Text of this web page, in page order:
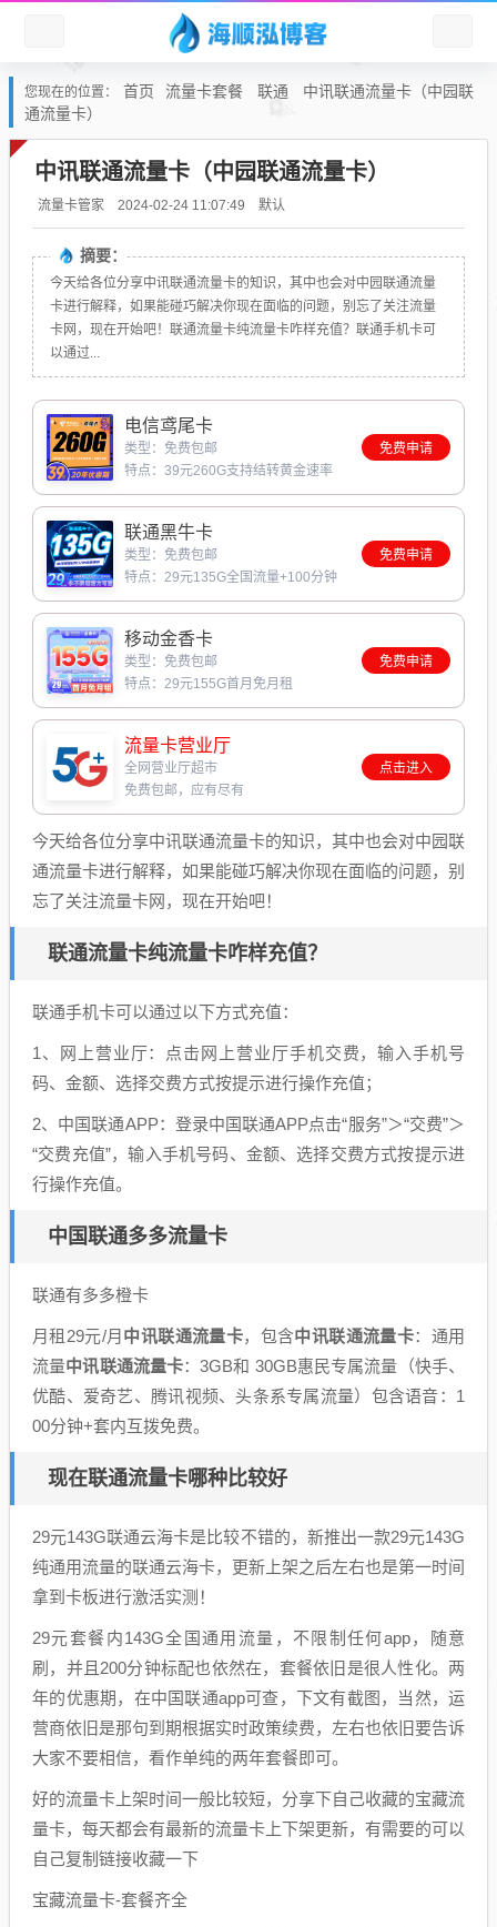
您现在的位置： 首页 流量卡套餐 联通
中讯联通流量卡（中园联
通流量卡）
中讯联通流量卡（中园联通流量卡）
流量卡管家 2024-02-24 11:07:49 默认
摘要：
今天给各位分享中讯联通流量卡的知识，其中也会对中园联通流量
卡进行解释，如果能碰巧解决你现在面临的问题，别忘了关注流量
卡网，现在开始吧！联通流量卡纯流量卡咋样充值？联通手机卡可
以通过...
电信鸢尾卡
类型：免费包邮
特点：39元260G支持结转黄金速率
免费申请
联通黑牛卡
类型：免费包邮
特点：29元135G全国流量+100分钟
免费申请
移动金香卡
类型：免费包邮
特点：29元155G首月免月租
免费申请
流量卡营业厅
全网营业厅超市
免费包邮，应有尽有
点击进入
今天给各位分享中讯联通流量卡的知识，其中也会对中园联
通流量卡进行解释，如果能碰巧解决你现在面临的问题，别
忘了关注流量卡网，现在开始吧！
联通流量卡纯流量卡咋样充值？
联通手机卡可以通过以下方式充值：
1、网上营业厅：点击网上营业厅手机交费，输入手机号
码、金额、选择交费方式按提示进行操作充值；
2、中国联通APP：登录中国联通APP点击“服务”＞“交费”＞
“交费充值”，输入手机号码、金额、选择交费方式按提示进
行操作充值。
中国联通多多流量卡
联通有多多橙卡
月租29元/月 中讯联通流量卡，包含中讯联通流量卡：通用
流量中讯联通流量卡：3GB和 30GB惠民专属流量（快手、
优酷、爱奇艺、腾讯视频、头条系专属流量）包含语音：1
00分钟+套内互拨免费。
现在联通流量卡哪种比较好
29元143G联通云海卡是比较不错的，新推出一款29元143G
纯通用流量的联通云海卡，更新上架之后左右也是第一时间
拿到卡板进行激活实测！
29元套餐内143G全国通用流量，不限制任何app，随意
刷，并且200分钟标配也依然在，套餐依旧是很人性化。两
年的优惠期，在中国联通app可查，下文有截图，当然，运
营商依旧是那句到期根据实时政策续费，左右也依旧要告诉
大家不要相信，看作单纯的两年套餐即可。
好的流量卡上架时间一般比较短，分享下自己收藏的宝藏流
量卡，每天都会有最新的流量卡上下架更新，有需要的可以
自己复制链接收藏一下
宝藏流量卡-套餐齐全